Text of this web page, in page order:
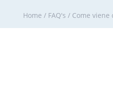
Home / FAQ's / Come viene